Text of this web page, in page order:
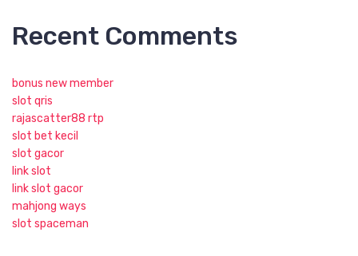
Recent Comments
bonus new member
slot qris
rajascatter88 rtp
slot bet kecil
slot gacor
link slot
link slot gacor
mahjong ways
slot spaceman